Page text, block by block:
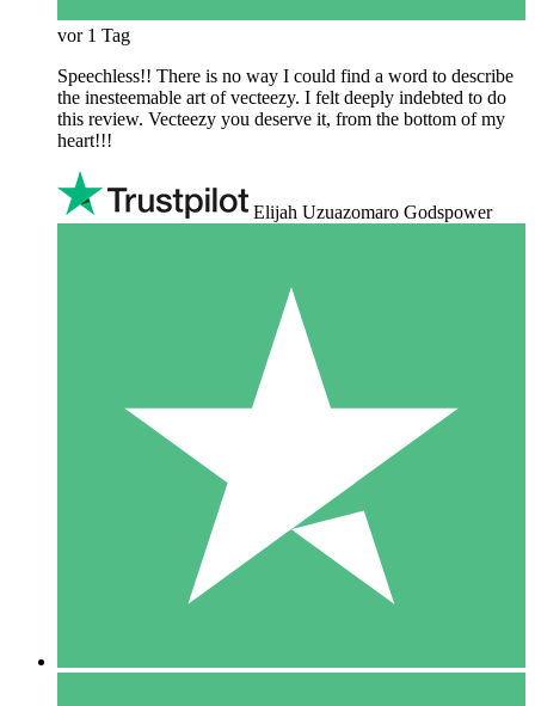
vor 1 Tag
Speechless!! There is no way I could find a word to describe
the inesteemable art of vecteezy. I felt deeply indebted to do
this review. Vecteezy you deserve it, from the bottom of my
heart!!!
Elijah Uzuazomaro Godspower